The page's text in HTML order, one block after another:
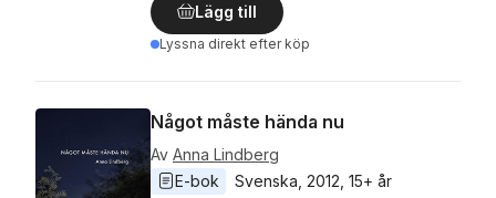
Lägg till
Lyssna direkt efter köp
Något måste hända nu
Av Anna Lindberg
E-bok
Svenska 2012 15+ år